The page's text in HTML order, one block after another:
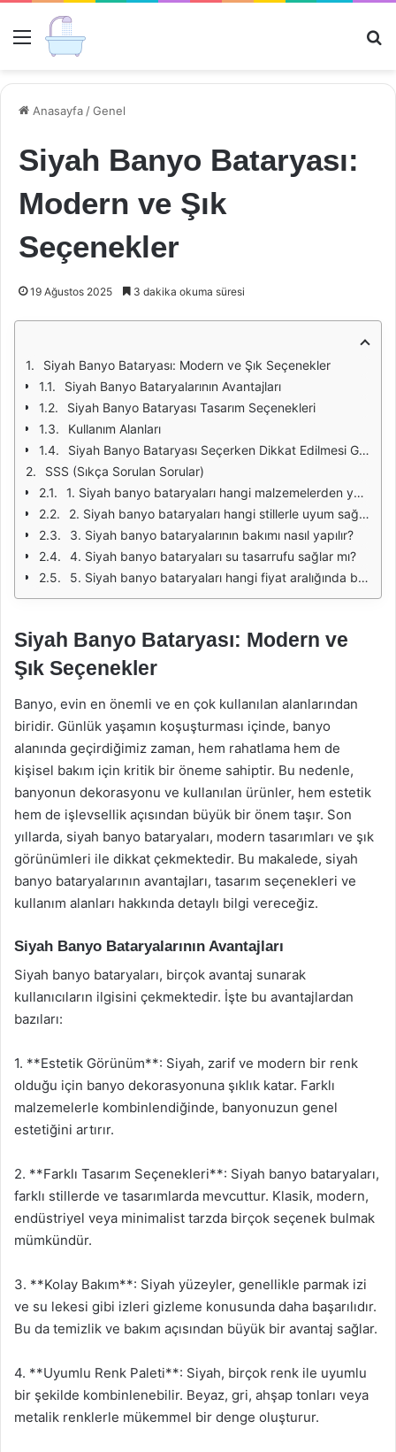
Menü
Anasayfa /Genel
Siyah Banyo Bataryası:
Modern ve Şık
Seçenekler
19 Ağustos 2025 3 dakika okuma süresi
Siyah Banyo Bataryası: Modern ve Şık Seçenekler
Siyah Banyo Bataryalarının Avantajları
Siyah Banyo Bataryası Tasarım Seçenekleri
Kullanım Alanları
Siyah Banyo Bataryası Seçerken Dikkat Edilmesi Gerekenler
SSS (Sıkça Sorulan Sorular)
1. Siyah banyo bataryaları hangi malzemelerden yapılır?
2. Siyah banyo bataryaları hangi stillerle uyum sağlar?
3. Siyah banyo bataryalarının bakımı nasıl yapılır?
4. Siyah banyo bataryaları su tasarrufu sağlar mı?
5. Siyah banyo bataryaları hangi fiyat aralığında bulunur?
Siyah Banyo Bataryası: Modern ve
Şık Seçenekler
Banyo, evin en önemli ve en çok kullanılan alanlarından
biridir. Günlük yaşamın koşuşturması içinde, banyo
alanında geçirdiğimiz zaman, hem rahatlama hem de
kişisel bakım için kritik bir öneme sahiptir. Bu nedenle,
banyonun dekorasyonu ve kullanılan ürünler, hem estetik
hem de işlevsellik açısından büyük bir önem taşır. Son
yıllarda, siyah banyo bataryaları, modern tasarımları ve şık
görünümleri ile dikkat çekmektedir. Bu makalede, siyah
banyo bataryalarının avantajları, tasarım seçenekleri ve
kullanım alanları hakkında detaylı bilgi vereceğiz.
Siyah Banyo Bataryalarının Avantajları
Siyah banyo bataryaları, birçok avantaj sunarak
kullanıcıların ilgisini çekmektedir. İşte bu avantajlardan
bazıları:
1. **Estetik Görünüm**: Siyah, zarif ve modern bir renk
olduğu için banyo dekorasyonuna şıklık katar. Farklı
malzemelerle kombinlendiğinde, banyonuzun genel
estetiğini artırır.
2. **Farklı Tasarım Seçenekleri**: Siyah banyo bataryaları,
farklı stillerde ve tasarımlarda mevcuttur. Klasik, modern,
endüstriyel veya minimalist tarzda birçok seçenek bulmak
mümkündür.
3. **Kolay Bakım**: Siyah yüzeyler, genellikle parmak izi
ve su lekesi gibi izleri gizleme konusunda daha başarılıdır.
Bu da temizlik ve bakım açısından büyük bir avantaj sağlar.
4. **Uyumlu Renk Paleti**: Siyah, birçok renk ile uyumlu
bir şekilde kombinlenebilir. Beyaz, gri, ahşap tonları veya
metalik renklerle mükemmel bir denge oluşturur.